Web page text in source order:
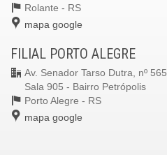
Rolante - RS
mapa google
FILIAL PORTO ALEGRE
Av. Senador Tarso Dutra, nº 565
Sala 905 - Bairro Petrópolis
Porto Alegre - RS
mapa google